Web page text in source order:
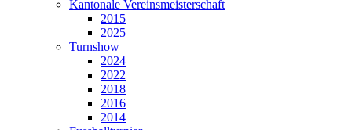
Kantonale Vereinsmeisterschaft
2015
2025
Turnshow
2024
2022
2018
2016
2014